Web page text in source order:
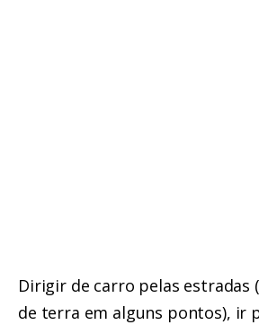
Dirigir de carro pelas estradas
de terra em alguns pontos), ir